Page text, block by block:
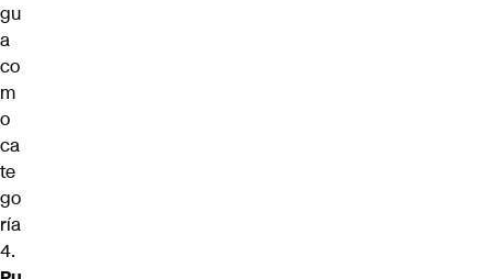
gu
a
co
m
o
ca
te
go
ría
4.